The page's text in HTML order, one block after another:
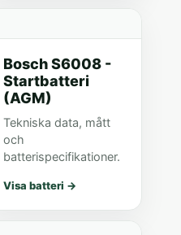
Bosch S6008 -
Startbatteri
(AGM)
Tekniska data, mått
och
batterispecifikationer.
Visa batteri →